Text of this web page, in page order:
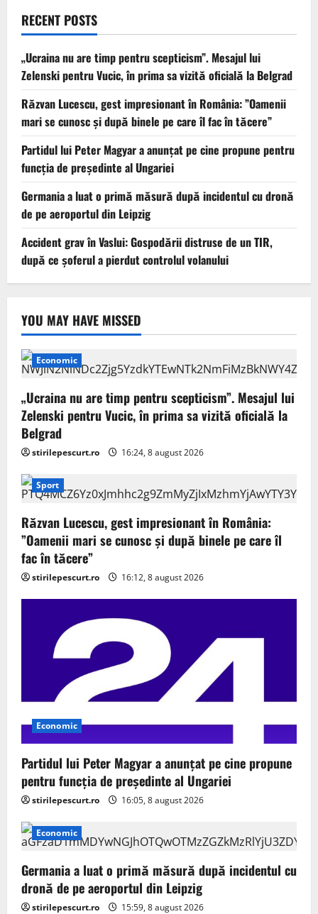
RECENT POSTS
„Ucraina nu are timp pentru scepticism”. Mesajul lui
Zelenski pentru Vucic, în prima sa vizită oficială la Belgrad
Răzvan Lucescu, gest impresionant în România: ”Oamenii
mari se cunosc și după binele pe care îl fac în tăcere”
Partidul lui Peter Magyar a anunțat pe cine propune pentru
funcția de președinte al Ungariei
Germania a luat o primă măsură după incidentul cu dronă
de pe aeroportul din Leipzig
Accident grav în Vaslui: Gospodării distruse de un TIR,
după ce șoferul a pierdut controlul volanului
YOU MAY HAVE MISSED
Economic
„Ucraina nu are timp pentru scepticism”. Mesajul lui
Zelenski pentru Vucic, în prima sa vizită oficială la
Belgrad
stirilepescurt.ro 16:24, 8 august 2026
Sport
Răzvan Lucescu, gest impresionant în România:
”Oamenii mari se cunosc și după binele pe care îl
fac în tăcere”
stirilepescurt.ro 16:12, 8 august 2026
Economic
Partidul lui Peter Magyar a anunțat pe cine propune
pentru funcția de președinte al Ungariei
stirilepescurt.ro 16:05, 8 august 2026
Economic
Germania a luat o primă măsură după incidentul cu
dronă de pe aeroportul din Leipzig
stirilepescurt.ro 15:59, 8 august 2026